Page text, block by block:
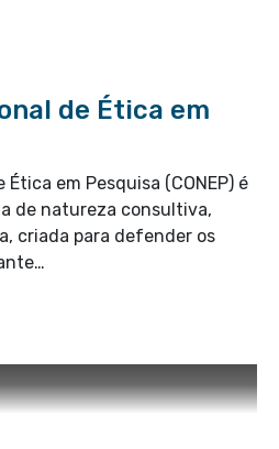
de Ética em
em Pesquisa (CONEP) é
de natureza consultiva,
criada para defender os